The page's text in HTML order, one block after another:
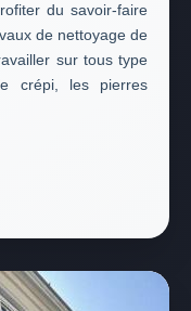
du savoir-faire
de nettoyage de
sur tous type
crépi, les pierres